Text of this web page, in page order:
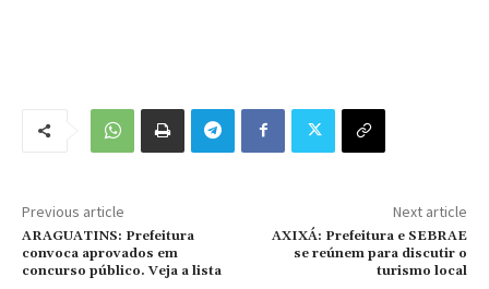
Previous article
ARAGUATINS: Prefeitura
convoca aprovados em
concurso público. Veja a lista
Next article
AXIXÁ: Prefeitura e SEBRAE
se reúnem para discutir o
turismo local